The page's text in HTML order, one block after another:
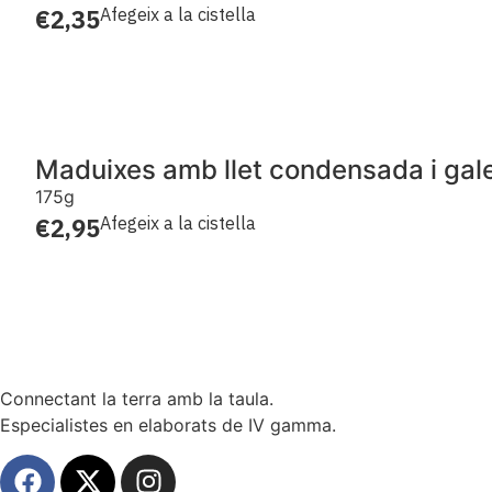
€2,35Afegeix a la cistella
Maduixes amb llet condensada i
175g
€2,95Afegeix a la cistella
Connectant la terra amb la taula.
Especialistes en elaborats de IV gamma.